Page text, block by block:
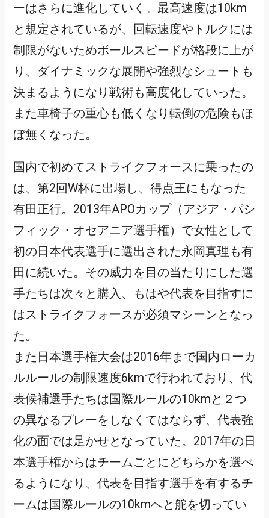
ーはさらに進化していく。最高速度は10km
と規定されているが、回転速度やトルクには
制限がないためボールスピードが格段に上が
り、ダイナミックな展開や強烈なシュートも
決まるようになり戦術も高度化していった。
また車椅子の重心も低くなり転倒の危険もほ
ぼ無くなった。
国内で初めてストライクフォースに乗ったの
は、第2回W杯に出場し、得点王にもなった
有田正行。2013年APOカップ（アジア・パシ
フィック・オセアニア選手権）で女性として
初の日本代表選手に選出された永岡真理も有
田に続いた。その威力を目の当たりにした選
手たちは次々と購入、もはや代表を目指すに
はストライクフォースが必須マシーンとなっ
た。
また日本選手権大会は2016年まで国内ローカ
ルルールの制限速度6kmで行われており、代
表候補選手たちは国際ルールの10kmと２つ
の異なるプレーをしなくてはならず、代表強
化の面では足かせとなっていた。2017年の日
本選手権からはチームごとにどちらかを選べ
るようになり、代表を目指す選手を有するチ
ームは国際ルールの10kmへと舵を切ってい